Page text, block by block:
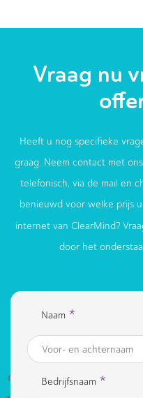
Vraag nu
Heeft u nog specifieke
graag. Neem contact met
telefonisch, via de mail en
benieuwd voor welke prijs
internet van ClearMind?
door het
Naam *
Bedrijfsnaam *